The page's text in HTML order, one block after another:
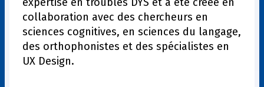
collaboration avec des chercheurs en
sciences cognitives, en sciences du langage,
des orthophonistes et des spécialistes en
UX Design.